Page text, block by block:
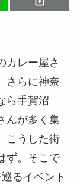
カレー屋さ
さらに神奈
ら手賀沼
んが多く集
こうした街
ず。そこで
るイベント